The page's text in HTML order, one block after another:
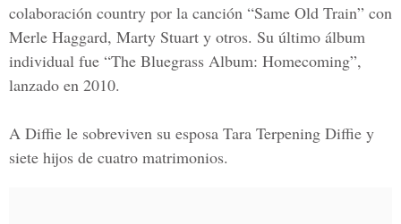
colaboración country por la canción “Same Old Train” con
Merle Haggard, Marty Stuart y otros. Su último álbum
individual fue “The Bluegrass Album: Homecoming”,
lanzado en 2010.
A Diffie le sobreviven su esposa Tara Terpening Diffie y
siete hijos de cuatro matrimonios.